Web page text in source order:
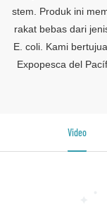
stem. Produk ini
rakat bebas dari
E. coli. Kami
Expopesca del
Video